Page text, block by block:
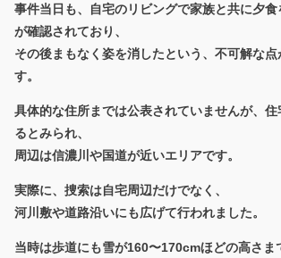
事件当日も、自宅のリビングで家族と共に夕食
が確認されており、
その後まもなく姿を消したという、不可解な点
す。
具体的な住所までは公表されていませんが、
るとみられ、
周辺は信濃川や国道が近いエリアです。
実際に、捜索は自宅周辺だけでなく、
河川敷や道路沿いにも広げて行われました。
当時は歩道にも雪が160〜170cmほどの高さま